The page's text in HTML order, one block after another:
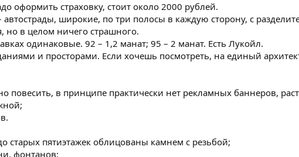
оформить страховку, стоит около 2000 рублей.
автострады, широкие, по три полосы в каждую сторону, с
но в целом ничего страшного.
одинаковые. 92 – 1,2 манат; 95 – 2 манат. Есть Лукойл.
и просторами. Если хочешь посмотреть, на единый
повесить, в принципе практически нет рекламных баннеров,
старых пятиэтажек облицованы камнем с резьбой;
фонтанов;